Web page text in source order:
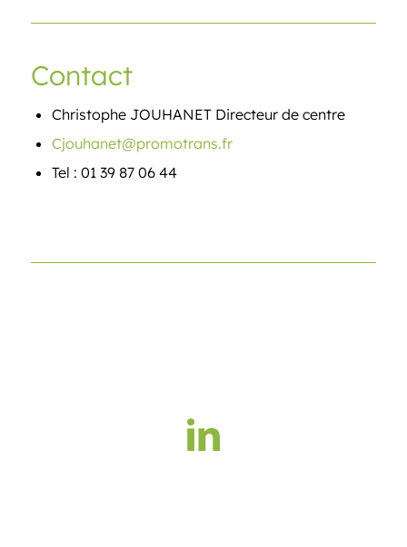
Contact
Christophe JOUHANET Directeur de centre
Cjouhanet@promotrans.fr
Tel : 01 39 87 06 44